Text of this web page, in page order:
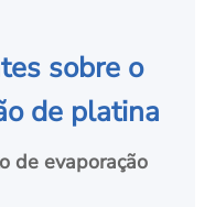
sobre o
de platina
de evaporação